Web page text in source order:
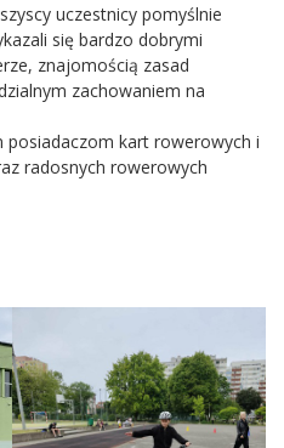
uczestnicy pomyślnie
się bardzo dobrymi
znajomością zasad
zachowaniem na
kart rowerowych i
radosnych rowerowych